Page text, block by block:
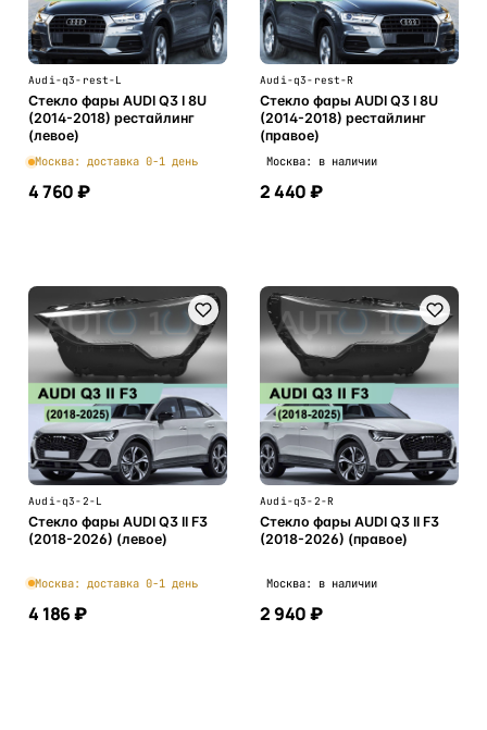
Audi-q3-rest-L
Стекло фары AUDI Q3 I 8U
(2014-2018) рестайлинг
(левое)
Москва: доставка 0-1 день
4 760 ₽
Audi-q3-rest-R
Стекло фары AUDI Q3 I 8U
(2014-2018) рестайлинг
(правое)
Москва: в наличии
2 440 ₽
Audi-q3-2-L
Стекло фары AUDI Q3 II F3
(2018-2026) (левое)
Москва: доставка 0-1 день
4 186 ₽
Audi-q3-2-R
Стекло фары AUDI Q3 II F3
(2018-2026) (правое)
Москва: в наличии
2 940 ₽